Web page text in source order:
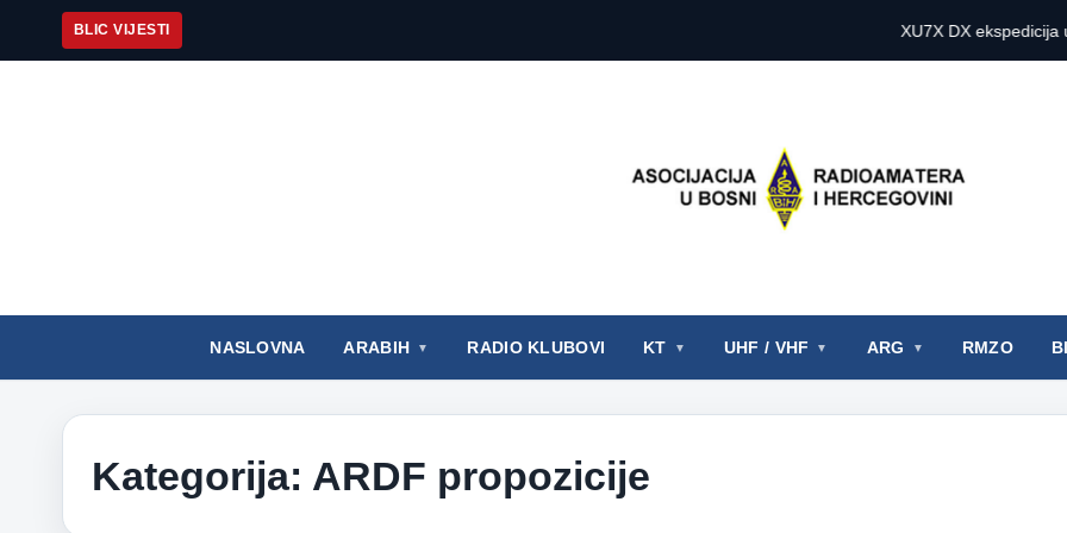
BLIC VIJESTI XU7X DX ekspedicija u
NASLOVNA ARABIH RADIO KLUBOVI KT UHF / VHF ARG RMZO
Kategorija: ARDF propozicije